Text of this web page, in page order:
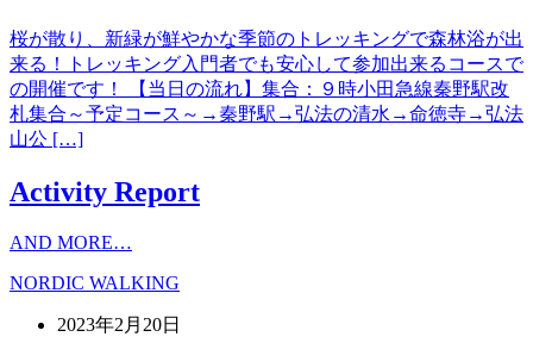
桜が散り、新緑が鮮やかな季節のトレッキングで森林浴が出
来る！トレッキング入門者でも安心して参加出来るコースで
の開催です！ 【当日の流れ】集合：９時小田急線秦野駅改
札集合～予定コース～→秦野駅→弘法の清水→命徳寺→弘法
山公 […]
Activity Report
AND MORE…
NORDIC WALKING
2023年2月20日